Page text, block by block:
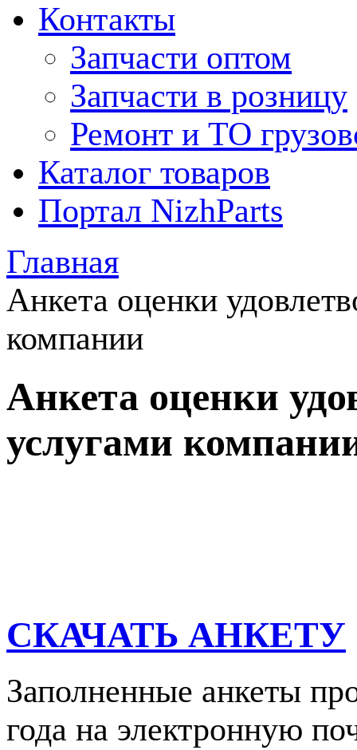
Контакты
Запчасти оптом
Запчасти в розницу
Ремонт и ТО
Каталог товаров
Портал NizhParts
Главная
Анкета оценки
компании
Анкета оценки
услугами
СКАЧАТЬ АНКЕТУ
Заполненные анкеты
года на электронную